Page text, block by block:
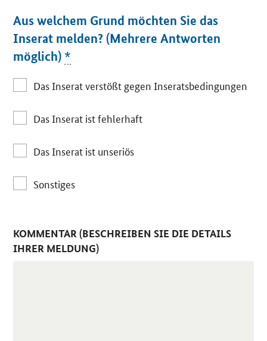
Aus welchem Grund möchten Sie das
Inserat melden? (Mehrere Antworten
möglich) *
Das Inserat verstößt gegen Inseratsbedingungen
Das Inserat ist fehlerhaft
Das Inserat ist unseriös
Sonstiges
KOMMENTAR (BESCHREIBEN SIE DIE DETAILS
IHRER MELDUNG)